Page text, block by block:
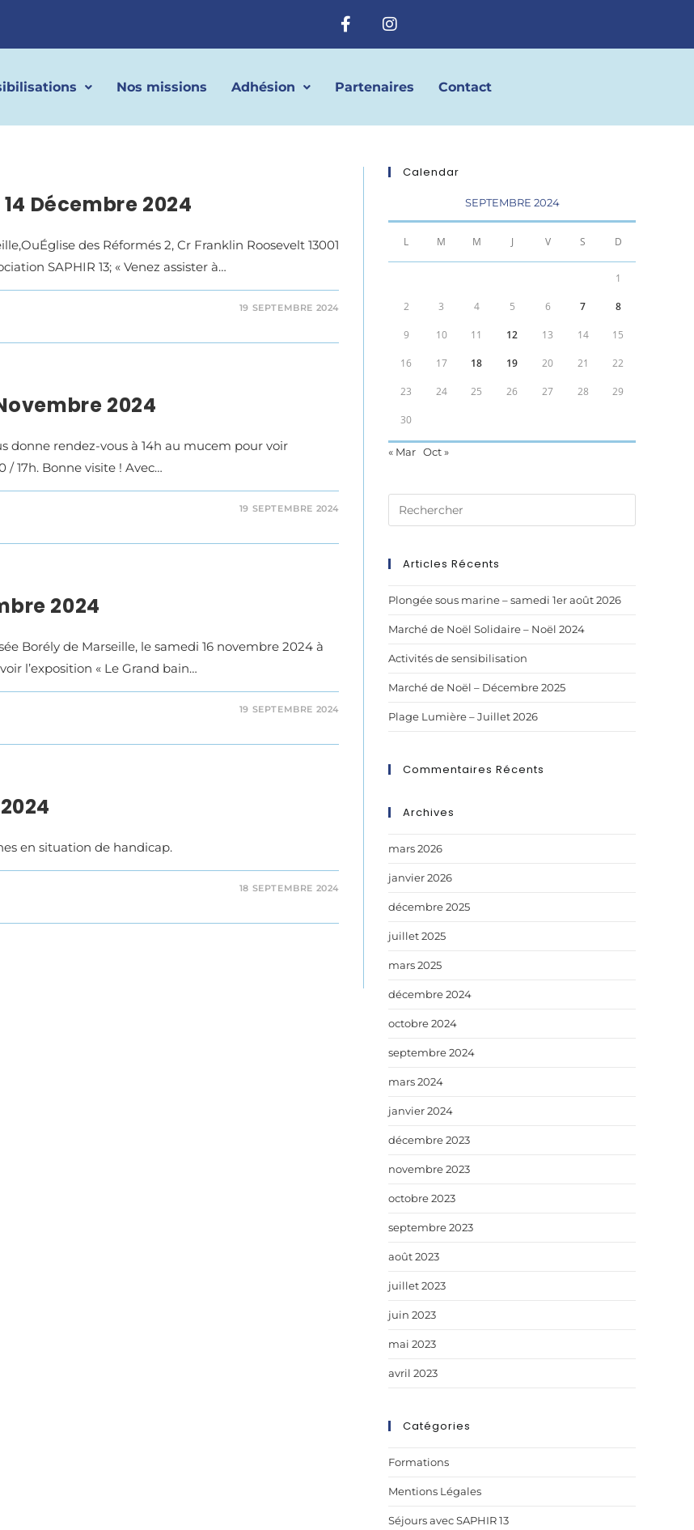
Nos missions Adhésion Partenaires Contact
Décembre 2024
des Réformés 2, Cr Franklin Roosevelt 13001
SAPHIR 13; « Venez assister à…
19 SEPTEMBRE 2024
2024
donne rendez-vous à 14h au mucem pour voir
/ 17h. Bonne visite ! Avec…
19 SEPTEMBRE 2024
2024
Borély de Marseille, le samedi 16 novembre 2024 à
l’exposition « Le Grand bain…
19 SEPTEMBRE 2024
en situation de handicap.
18 SEPTEMBRE 2024
Calendar
SEPTEMBRE 2024
L M M J V S D
1
2 3 4 5 6 7 8
9 10 11 12 13 14 15
16 17 18 19 20 21 22
23 24 25 26 27 28 29
30
« Mar Oct »
Articles Récents
Plongée sous marine – samedi 1er août 2026
Marché de Noël Solidaire – Noël 2024
Activités de sensibilisation
Marché de Noël – Décembre 2025
Plage Lumière – Juillet 2026
Commentaires Récents
Archives
mars 2026
janvier 2026
décembre 2025
juillet 2025
mars 2025
décembre 2024
octobre 2024
septembre 2024
mars 2024
janvier 2024
décembre 2023
novembre 2023
octobre 2023
septembre 2023
août 2023
juillet 2023
juin 2023
mai 2023
avril 2023
Catégories
Formations
Mentions Légales
Séjours avec SAPHIR 13